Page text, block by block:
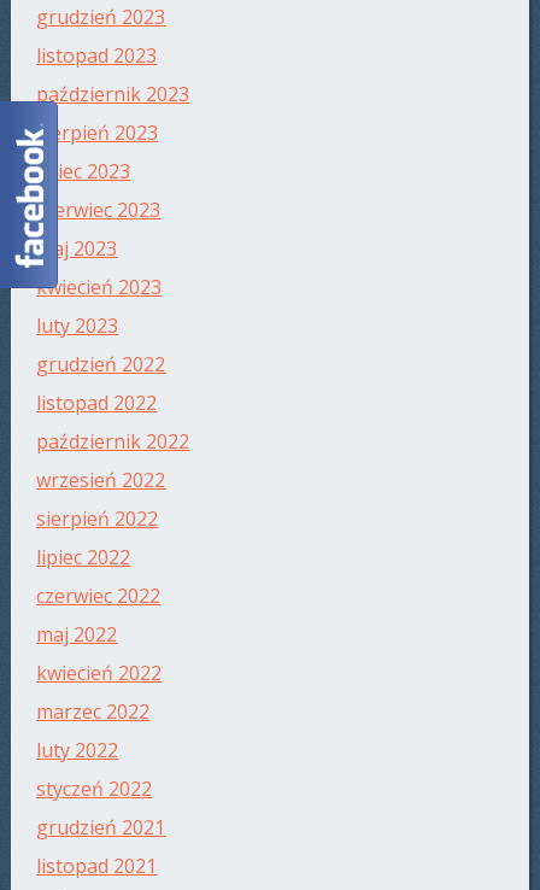
grudzień 2023
listopad 2023
październik 2023
sierpień 2023
lipiec 2023
czerwiec 2023
maj 2023
kwiecień 2023
luty 2023
grudzień 2022
listopad 2022
październik 2022
wrzesień 2022
sierpień 2022
lipiec 2022
czerwiec 2022
maj 2022
kwiecień 2022
marzec 2022
luty 2022
styczeń 2022
grudzień 2021
listopad 2021